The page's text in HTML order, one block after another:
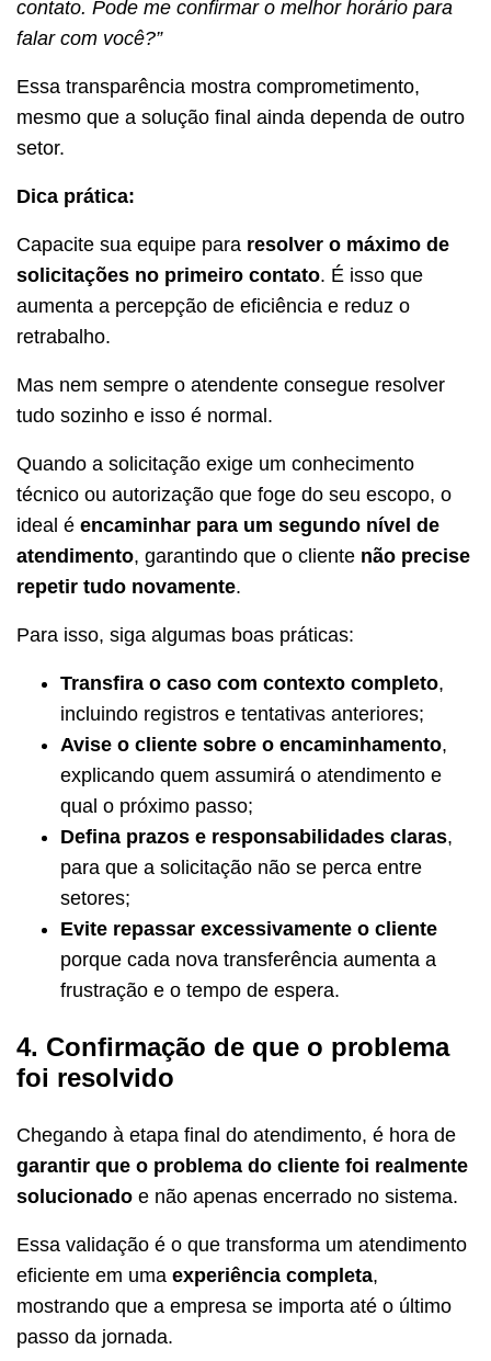
contato. Pode me confirmar o melhor horário para
falar com você?”
Essa transparência mostra comprometimento,
mesmo que a solução final ainda dependa de outro
setor.
Dica prática:
Capacite sua equipe para resolver o máximo de
solicitações no primeiro contato. É isso que
aumenta a percepção de eficiência e reduz o
retrabalho.
Mas nem sempre o atendente consegue resolver
tudo sozinho e isso é normal.
Quando a solicitação exige um conhecimento
técnico ou autorização que foge do seu escopo, o
ideal é encaminhar para um segundo nível de
atendimento, garantindo que o cliente não precise
repetir tudo novamente.
Para isso, siga algumas boas práticas:
Transfira o caso com contexto completo,
incluindo registros e tentativas anteriores;
Avise o cliente sobre o encaminhamento,
explicando quem assumirá o atendimento e
qual o próximo passo;
Defina prazos e responsabilidades claras,
para que a solicitação não se perca entre
setores;
Evite repassar excessivamente o cliente
porque cada nova transferência aumenta a
frustração e o tempo de espera.
4. Confirmação de que o problema
foi resolvido
Chegando à etapa final do atendimento, é hora de
garantir que o problema do cliente foi realmente
solucionado e não apenas encerrado no sistema.
Essa validação é o que transforma um atendimento
eficiente em uma experiência completa,
mostrando que a empresa se importa até o último
passo da jornada.